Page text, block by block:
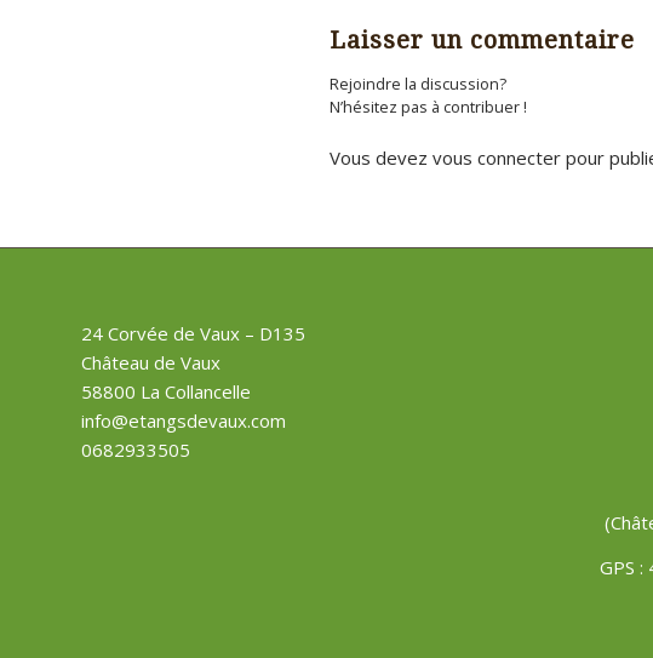
Laisser un commentaire
Rejoindre la discussion?
N’hésitez pas à contribuer !
Vous devez vous connecter pour
24 Corvée de Vaux – D135
Château de Vaux
58800 La Collancelle
info@etangsdevaux.com
0682933505
GPS